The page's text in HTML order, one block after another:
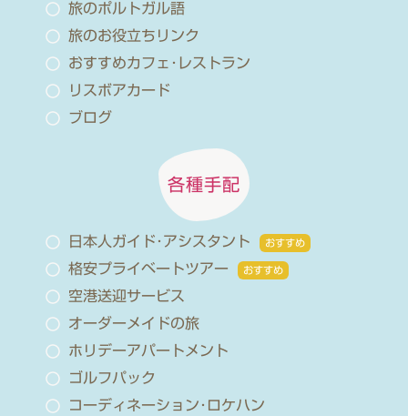
旅のポルトガル語
旅のお役立ちリンク
おすすめカフェ･レストラン
リスボアカード
ブログ
各種手配
日本人ガイド･アシスタント おすすめ
格安プライベートツアー おすすめ
空港送迎サービス
オーダーメイドの旅
ホリデーアパートメント
ゴルフパック
コーディネーション･ロケハン